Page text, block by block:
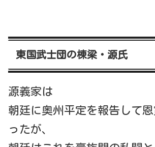
東国武士団の棟梁・源氏
源義家は
朝廷に奥州平定を報告して
ったが、